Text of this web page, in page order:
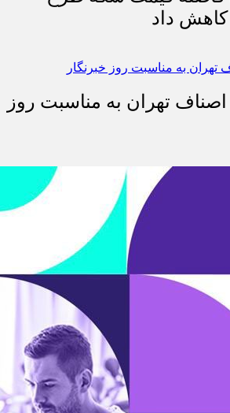
فاصله قیمت سکه طرح
داد
اصناف تهران به مناسبت روز